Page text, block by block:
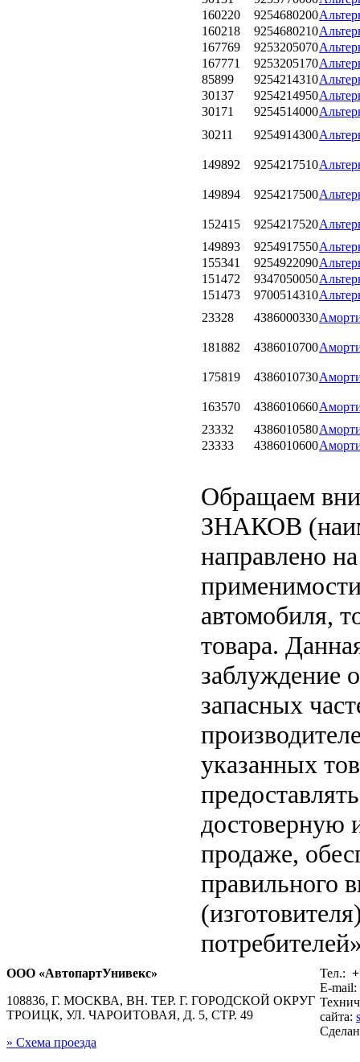
160220
9254680200
160218
9254680210
167769
9253205070
167771
9253205170
85899
9254214310
30137
9254214950
30171
9254514000
30211
9254914300
149892 9254217510
149894 9254217500
152415 9254217520
149893
9254917550
155341
9254922090
151472
9347050050
151473
9700514310
23328
4386000330
181882 4386010700
175819 4386010730
163570 4386010660
23332
4386010580
23333
4386010600
Обращаем
ЗНАКОВ
направлено
автомобиля,
товара.
заблуждение
запасных
указанных
достоверную
продаже,
правильного
ООО «АвтопартУнивекс»
108836, Г. МОСКВА, ВН. ТЕР. Г. ГОРОДСКОЙ ОКРУГ
ТРОИЦК, УЛ. ЧАРОИТОВАЯ, Д. 5, СТР. 49
» Схема проезда
Тел.:
E-mail:
сайта: